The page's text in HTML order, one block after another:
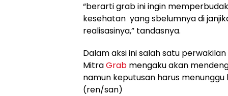
“berarti grab ini ingin
kesehatan yang sbelumnya di
realisasinya,” tandasnya.
Dalam aksi ini salah satu
MitraGrab mengaku akan
namun keputusan harus
(ren/san)